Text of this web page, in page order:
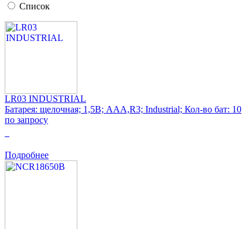
Список
LR03 INDUSTRIAL
Батарея: щелочная; 1,5В; AAA,R3; Industrial; Кол-во бат: 10
по запросу
Подробнее